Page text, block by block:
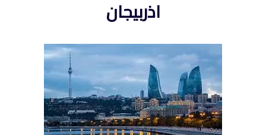
اذربيجان